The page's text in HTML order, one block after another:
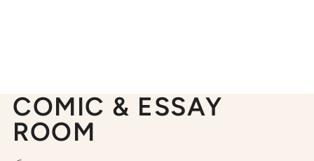
COMIC & ESSAY
ROOM